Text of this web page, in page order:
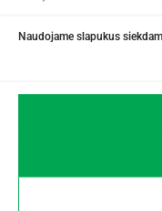
Naudojame slapukus